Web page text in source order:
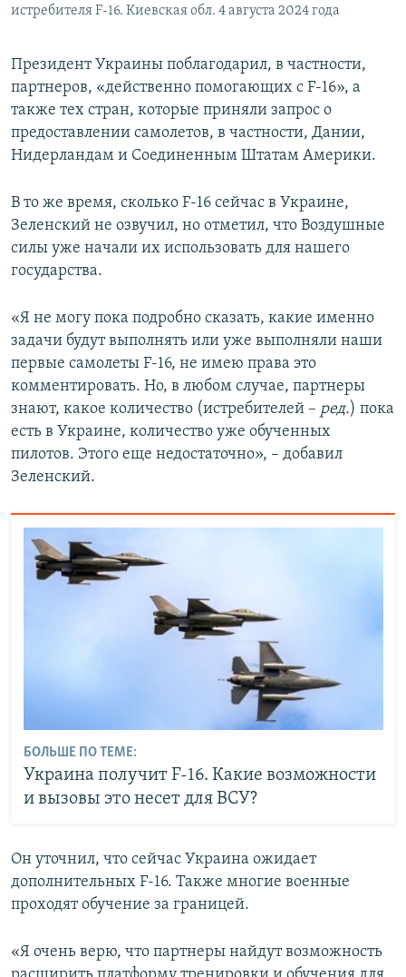
истребителя F-16. Киевская обл. 4 августа 2024 года
Президент Украины поблагодарил, в частности,
партнеров, «действенно помогающих с F-16», а
также тех стран, которые приняли запрос о
предоставлении самолетов, в частности, Дании,
Нидерландам и Соединенным Штатам Америки.
В то же время, сколько F-16 сейчас в Украине,
Зеленский не озвучил, но отметил, что Воздушные
силы уже начали их использовать для нашего
государства.
«Я не могу пока подробно сказать, какие именно
задачи будут выполнять или уже выполняли наши
первые самолеты F-16, не имею права это
комментировать. Но, в любом случае, партнеры
знают, какое количество (истребителей – ред.) пока
есть в Украине, количество уже обученных
пилотов. Этого еще недостаточно», – добавил
Зеленский.
БОЛЬШЕ ПО ТЕМЕ:
Украина получит F-16. Какие возможности
и вызовы это несет для ВСУ?
Он уточнил, что сейчас Украина ожидает
дополнительных F-16. Также многие военные
проходят обучение за границей.
«Я очень верю, что партнеры найдут возможность